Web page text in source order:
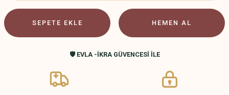
SEPETE EKLE HEMEN AL
🛡️ EVLA -İKRA GÜVENCESİ İLE